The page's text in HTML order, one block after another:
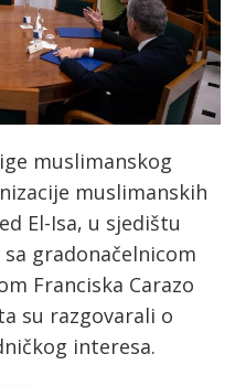
muslimanskog
muslimanskih
El-Isa, u sjedištu
gradonačelnicom
Franciska Carazo
su razgovarali o
interesa.